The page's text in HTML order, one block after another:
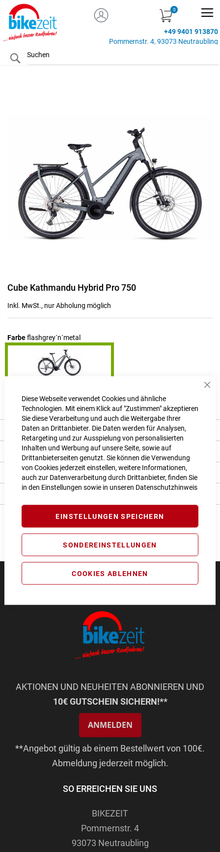
Diese Webseite verwendet Cookies und ähnliche
Technologien. Mit einem Klick auf "Zustimmen" akzeptieren
Sie diese Verarbeitung und auch die Weitergabe Ihrer
Daten an Drittanbieter. Die Daten werden für Analysen,
Retargeting und zur Ausspielung von personalisierten
Inhalten und Werbung auf unsere Seite, sowie auf
Drittanbieterseiten genutzt. Sie können die Verwendung
von Cookies jederzeit einstellen, weitere Informationen,
auch zur Datenverarbeitung durch Drittanbieter, finden Sie
in den Einstellungen sowie in unseren Datenschutzhinweis
EINSTELLUNGEN SPEICHERN
SONDEREINSTELLUNGEN
COOKIES ABLEHNEN
MEIN KONTO
+49 9401 913870
Pommernstr. 4, 93073 Neutraubling
Search
Zum
der
Cube Kathmandu Hybrid Pro 750
Inkl. MwSt., nur Abholung möglich
Farbeflashgrey´n´metal
Beschreibung
Produkt Details
Bewertungen
Angaben zur Produktsicherheit
AKTIONEN UND NEUHEITEN ABONNIEREN UND
10€ GUTSCHEIN SICHERN!**
ANMELDEN
**Angebot gültig ab einem Bestellwert von 100€.
Abmeldung jederzeit möglich.
SO ERREICHEN SIE UNS
BIKEZEIT
Pommernstr. 4
93073 Neutraubling